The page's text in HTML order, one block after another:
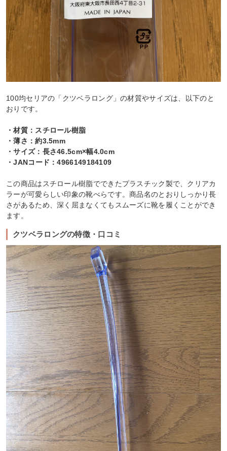
100均セリアの「クツベラロング」の材質やサイズは、以下のと
おりです。
・材質：スチロール樹脂
・薄さ：約3.5mm
・サイズ：長さ46.5cm×幅4.0cm
・JANコード：4966149184109
この商品はスチロール樹脂でできたプラスチック製で、クリアカ
ラーが可愛らしい印象の靴べらです。商品名のとおりしっかり長
さがあるため、深く屈まなくてもスムーズに靴を履くことができ
ます。
クツベラロングの特徴・口コミ